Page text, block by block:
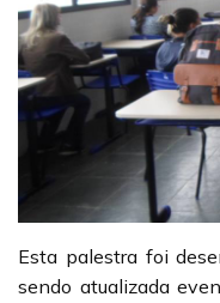
Esta palestra foi
sendo atualizada